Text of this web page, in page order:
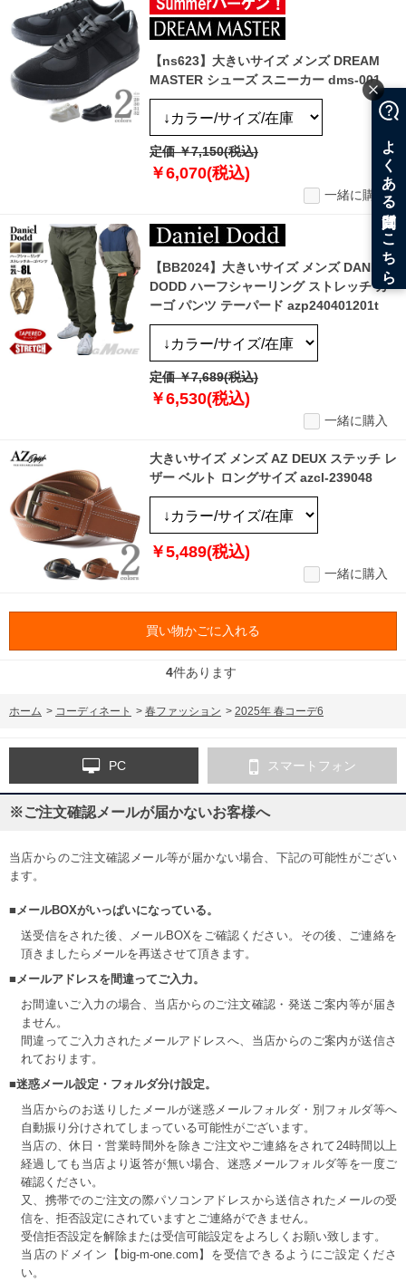
【ns623】大きいサイズ メンズ DREAM
MASTER シューズ スニーカー dms-001
定価 ￥7,150(税込)
￥6,070(税込)
一緒に購入
【BB2024】大きいサイズ メンズ DANIEL
DODD ハーフシャーリング ストレッチ カ
ーゴ パンツ テーパード azp240401201t
定価 ￥7,689(税込)
￥6,530(税込)
一緒に購入
大きいサイズ メンズ AZ DEUX ステッチ レ
ザー ベルト ロングサイズ azcl-239048
￥5,489(税込)
一緒に購入
買い物かごに入れる
4件あります
ホーム > コーディネート > 春ファッション > 2025年 春コーデ6
PC スマートフォン
※ご注文確認メールが届かないお客様へ
当店からのご注文確認メール等が届かない場合、下記の可能性がござい
ます。
■メールBOXがいっぱいになっている。
送受信をされた後、メールBOXをご確認ください。その後、ご連絡を
頂きましたらメールを再送させて頂きます。
■メールアドレスを間違ってご入力。
お間違いご入力の場合、当店からのご注文確認・発送ご案内等が届き
ません。
間違ってご入力されたメールアドレスへ、当店からのご案内が送信さ
れております。
■迷惑メール設定・フォルダ分け設定。
当店からのお送りしたメールが迷惑メールフォルダ・別フォルダ等へ
自動振り分けされてしまっている可能性がございます。
当店の、休日・営業時間外を除きご注文やご連絡をされて24時間以上
経過しても当店より返答が無い場合、迷惑メールフォルダ等を一度ご
確認ください。
又、携帯でのご注文の際パソコンアドレスから送信されたメールの受
信を、拒否設定にされていますとご連絡ができません。
受信拒否設定を解除または受信可能設定をよろしくお願い致します。
当店のドメイン【big-m-one.com】を受信できるようにご設定くださ
い。